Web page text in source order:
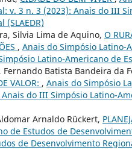
v. 3 n. 3 (2023): Anais do III
(SLAEDR)
Silvia Lima de Aquino, O
, Anais do Simpósio Latino-
Latino-Americano de
Fernando Batista Bandeira da
VALOR: , Anais do Simpósio
do III Simpósio Latino-
Arnaldo Rückert,
de Estudos de
de Desenvolvimento